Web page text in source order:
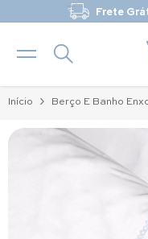
Pular para o conteúdo
Frete
Início Berço E Banho